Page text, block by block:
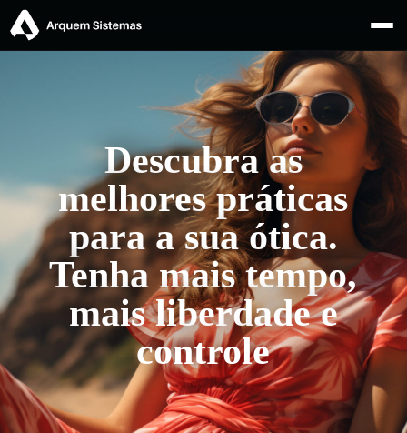
Descubra as
melhores práticas
para a sua ótica.
Tenha mais tempo,
mais liberdade e
controle